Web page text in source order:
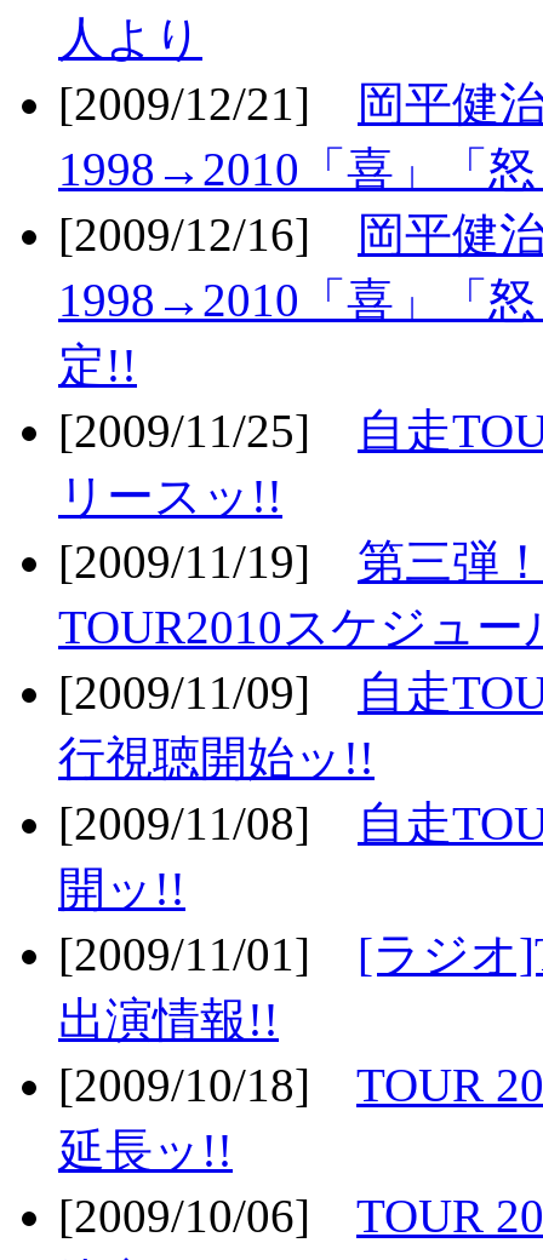
人より
[2009/12/21]
岡平健
1998→2010「喜」「
[2009/12/16]
岡平健
1998→2010「喜」「
定!!
[2009/11/25]
自走
リースッ!!
[2009/11/19] 第三弾
TOUR2010スケジュー
[2009/11/09]
自走
行視聴開始ッ!!
[2009/11/08]
自走
開ッ!!
[2009/11/01] [ラジオ
出演情報!!
[2009/10/18] TOUR
延長ッ!!
[2009/10/06] TOUR